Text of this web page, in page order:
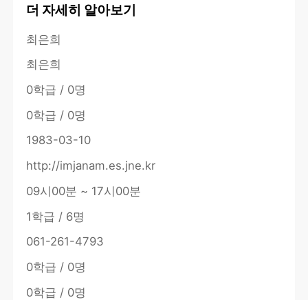
더 자세히 알아보기
최은희
최은희
0학급 / 0명
0학급 / 0명
1983-03-10
http://imjanam.es.jne.kr
09시00분 ~ 17시00분
1학급 / 6명
061-261-4793
0학급 / 0명
0학급 / 0명